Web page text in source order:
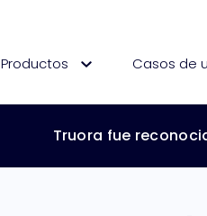
Productos Casos de
Truora fue